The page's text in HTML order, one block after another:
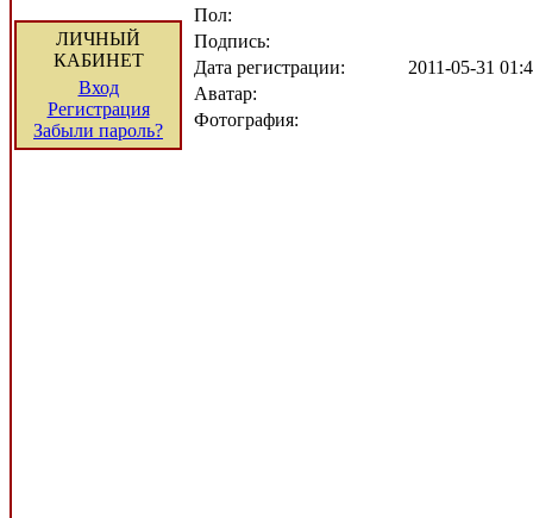
ЛИЧНЫЙ
КАБИНЕТ
Вход
Регистрация
Забыли пароль?
Пол:
Подпись:
Дата регистрации:
2011-05-31
Аватар:
Фотография: